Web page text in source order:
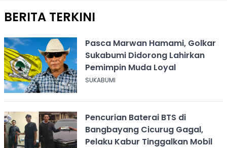
BERITA TERKINI
Pasca Marwan Hamami, Golkar
Sukabumi Didorong Lahirkan
Pemimpin Muda Loyal
SUKABUMI
Pencurian Baterai BTS di
Bangbayang Cicurug Gagal,
Pelaku Kabur Tinggalkan Mobil